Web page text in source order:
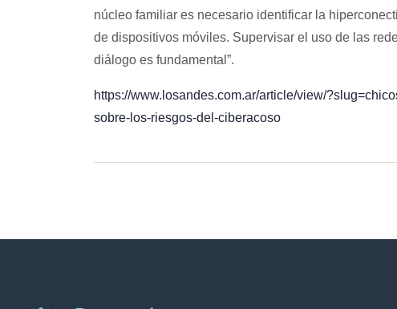
núcleo familiar es necesario identificar la
de dispositivos móviles. Supervisar el uso de las
diálogo es fundamental”.
https://www.losandes.com.ar/article/view/
sobre-los-riesgos-del-ciberacoso